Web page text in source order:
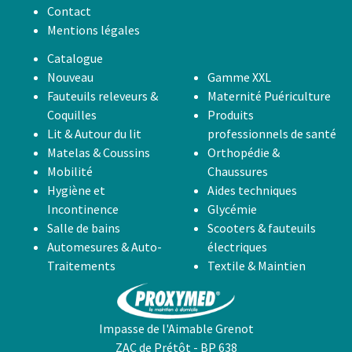
Contact
Mentions légales
Catalogue
Nouveau
Fauteuils releveurs &
Coquilles
Lit & Autour du lit
Matelas & Coussins
Mobilité
Hygiène et
Incontinence
Salle de bains
Automesures & Auto-
Traitements
Gamme XXL
Maternité Puériculture
Produits
professionnels de santé
Orthopédie &
Chaussures
Aides techniques
Glycémie
Scooters & fauteuils
électriques
Textile & Maintien
Impasse de l'Aimable Grenot
ZAC de Prétôt - BP 638